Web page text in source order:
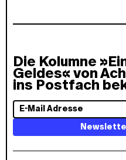
Die Kolumne
Geldes« von
ins Postfach
E
-
i